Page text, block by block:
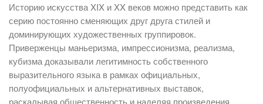
Историю искусства XIX и XX веков можно представить как
серию постоянно сменяющих друг друга стилей и
доминирующих художественных группировок.
Приверженцы маньеризма, импрессионизма, реализма,
кубизма доказывали легитимность собственного
выразительного языка в рамках официальных,
полуофициальных и альтернативных выставок,